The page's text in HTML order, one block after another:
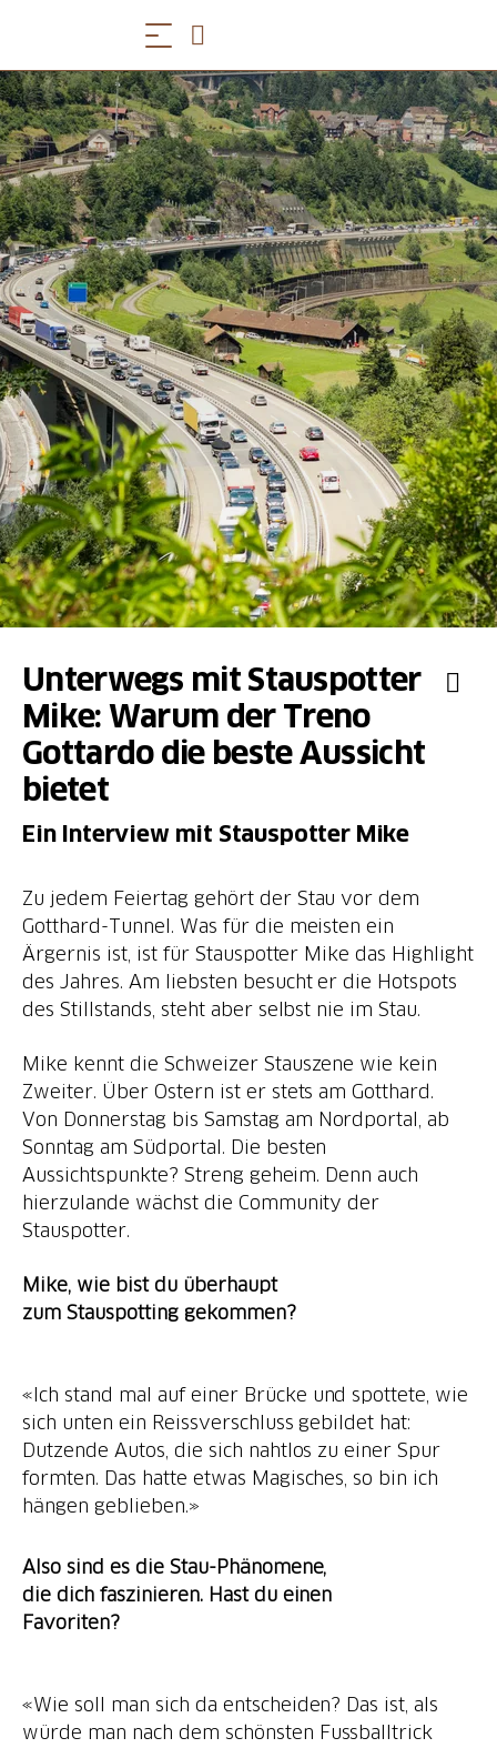
Unterwegs mit Stauspotter
Mike: Warum der Treno
Gottardo die beste Aussicht
bietet
Ein Interview mit Stauspotter Mike
Zu jedem Feiertag gehört der Stau vor dem
Gotthard-Tunnel. Was für die meisten ein
Ärgernis ist, ist für Stauspotter Mike das Highlight
des Jahres. Am liebsten besucht er die Hotspots
des Stillstands, steht aber selbst nie im Stau.
Mike kennt die Schweizer Stauszene wie kein
Zweiter. Über Ostern ist er stets am Gotthard.
Von Donnerstag bis Samstag am Nordportal, ab
Sonntag am Südportal. Die besten
Aussichtspunkte? Streng geheim. Denn auch
hierzulande wächst die Community der
Stauspotter.
Mike, wie bist du überhaupt
zum Stauspotting gekommen?
«Ich stand mal auf einer Brücke und spottete, wie
sich unten ein Reissverschluss gebildet hat:
Dutzende Autos, die sich nahtlos zu einer Spur
formten. Das hatte etwas Magisches, so bin ich
hängen geblieben.»
Also sind es die Stau-Phänomene,
die dich faszinieren. Hast du einen
Favoriten?
«Wie soll man sich da entscheiden? Das ist, als
würde man nach dem schönsten Fussballtrick